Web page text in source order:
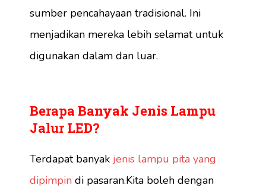
sumber pencahayaan tradisional. Ini
menjadikan mereka lebih selamat untuk
digunakan dalam dan luar.
Berapa Banyak Jenis Lampu
Jalur LED?
Terdapat banyak jenis lampu pita yang
dipimpin di pasaran.Kita boleh dengan